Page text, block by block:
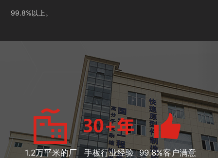
99.8%以上。
1.2万平米的厂
手板行业经验 99.8%客户满意